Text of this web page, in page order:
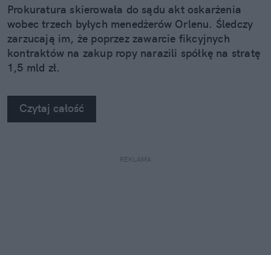
Prokuratura skierowała do sądu akt oskarżenia
wobec trzech byłych menedżerów Orlenu. Śledczy
zarzucają im, że poprzez zawarcie fikcyjnych
kontraktów na zakup ropy narazili spółkę na stratę
1,5 mld zł.
Czytaj całość
REKLAMA